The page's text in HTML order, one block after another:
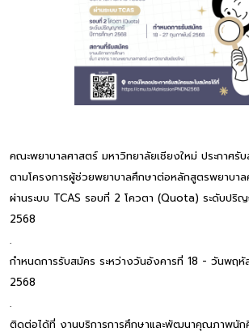
คณะพยาบาลศาสตร์ มหาวิทยาลัยเชียงใหม่ ประกาศรั
ตามโครงการผู้ช่วยพยาบาลศึกษาต่อหลักสูตรพยาบา
ผ่านระบบ TCAS รอบที่ 2 โควตา (Quota) ระดับปริ
2568
.
กำหนดการรับสมัคร ระหว่างวันอังคารที่ 18 - วันพฤ
2568
.
ติดต่อได้ที่ งานบริการการศึกษาและพัฒนาคุณภาพนัก